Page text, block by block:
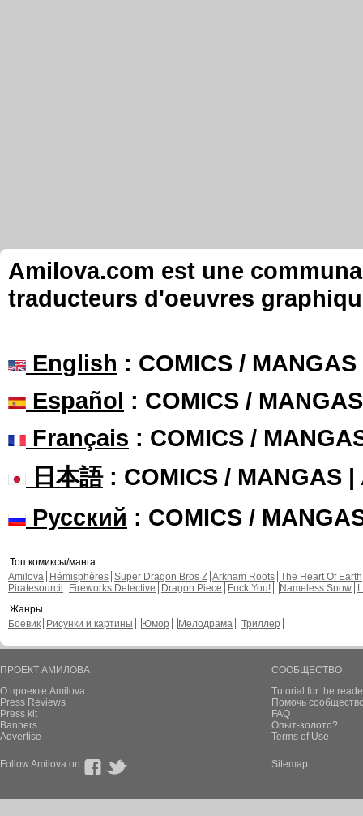
Amilova.com est une
traducteurs d'oeuvres
English : COMICS /
Español : COMICS /
Français : COMICS /
日本語: COMICS / MANGAS |
Русский : COMICS /
Топ комиксы/манга
Amilova
Hémisphères Super Dragon Bros Z Arkham Roots The Heart Of Earth
Piratesourcil
Fireworks Detective Dragon Piece Fuck You! Nameless Snow
Жанры
Боевик
Рисунки и картины Юмор Мелодрама Триллер
ПРОЕКТ АМИЛОВА
О проекте Amilova
Press Reviews
Press kit
Banners
Advertise
СООБЩЕСТВО
Tutorial for the
Помочь
FAQ
Опыт-золото?
Terms of Use
Follow Amilova on Sitemap